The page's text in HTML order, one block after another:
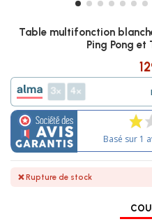
Table multifonction
Ping Pong et
3 4
Basé sur 1
❌ Rupture de stock